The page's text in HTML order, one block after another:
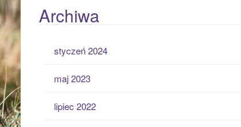
Archiwa
styczeń 2024
maj 2023
lipiec 2022